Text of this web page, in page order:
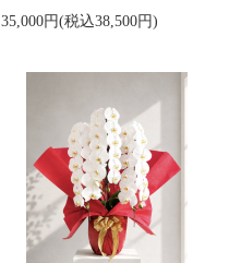
35,000円(税込38,500円)